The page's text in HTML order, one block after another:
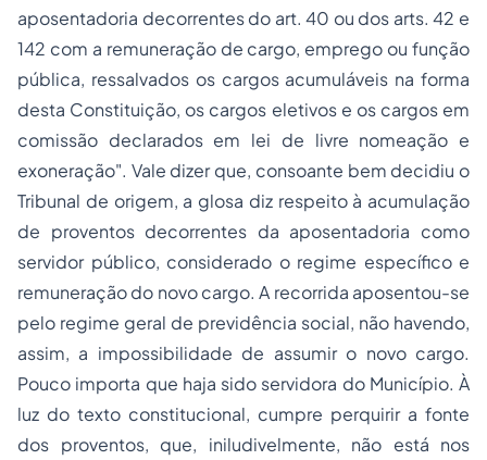
aposentadoria decorrentes do art. 40 ou dos arts. 42 e
142 com a remuneração de cargo, emprego ou função
pública, ressalvados os cargos acumuláveis na forma
desta Constituição, os cargos eletivos e os cargos em
comissão declarados em lei de livre nomeação e
exoneração". Vale dizer que, consoante bem decidiu o
Tribunal de origem, a glosa diz respeito à acumulação
de proventos decorrentes da aposentadoria como
servidor público, considerado o regime específico e
remuneração do novo cargo. A recorrida aposentou-se
pelo regime geral de previdência social, não havendo,
assim, a impossibilidade de assumir o novo cargo.
Pouco importa que haja sido servidora do Município. À
luz do texto constitucional, cumpre perquirir a fonte
dos proventos, que, iniludivelmente, não está nos